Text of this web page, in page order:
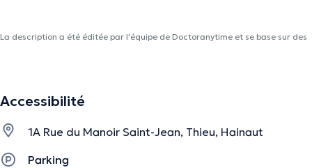
La description a été éditée par l'équipe de Doctoranytime et se base sur des
Accessibilité
1A Rue du Manoir Saint-Jean, Thieu, Hainaut
Parking